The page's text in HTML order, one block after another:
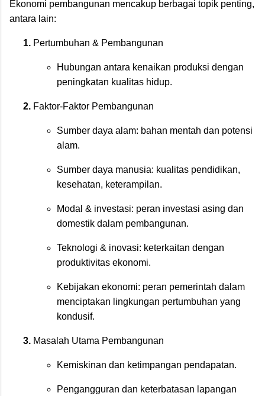
Ekonomi pembangunan mencakup berbagai topik penting,
antara lain:
Pertumbuhan & Pembangunan
Hubungan antara kenaikan produksi dengan
peningkatan kualitas hidup.
Faktor-Faktor Pembangunan
Sumber daya alam: bahan mentah dan potensi
alam.
Sumber daya manusia: kualitas pendidikan,
kesehatan, keterampilan.
Modal & investasi: peran investasi asing dan
domestik dalam pembangunan.
Teknologi & inovasi: keterkaitan dengan
produktivitas ekonomi.
Kebijakan ekonomi: peran pemerintah dalam
menciptakan lingkungan pertumbuhan yang
kondusif.
Masalah Utama Pembangunan
Kemiskinan dan ketimpangan pendapatan.
Pengangguran dan keterbatasan lapangan